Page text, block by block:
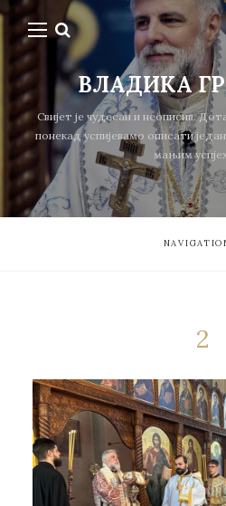
ВЛАДИКА
Свијет је чудесан и неописив.
понекад успијевамо описати
мањим
2